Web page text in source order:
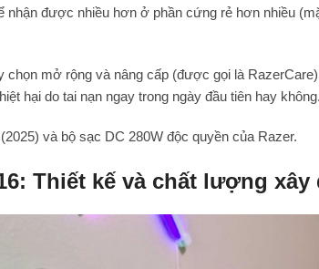
nhận được nhiều hơn ở phần cứng rẻ hơn nhiều
chọn mở rộng và nâng cấp (được gọi là
hại do tai nạn ngay trong ngày đầu tiên hay không.
và bộ sạc DC 280W độc quyền của Razer.
Thiết kế và chất lượng xây